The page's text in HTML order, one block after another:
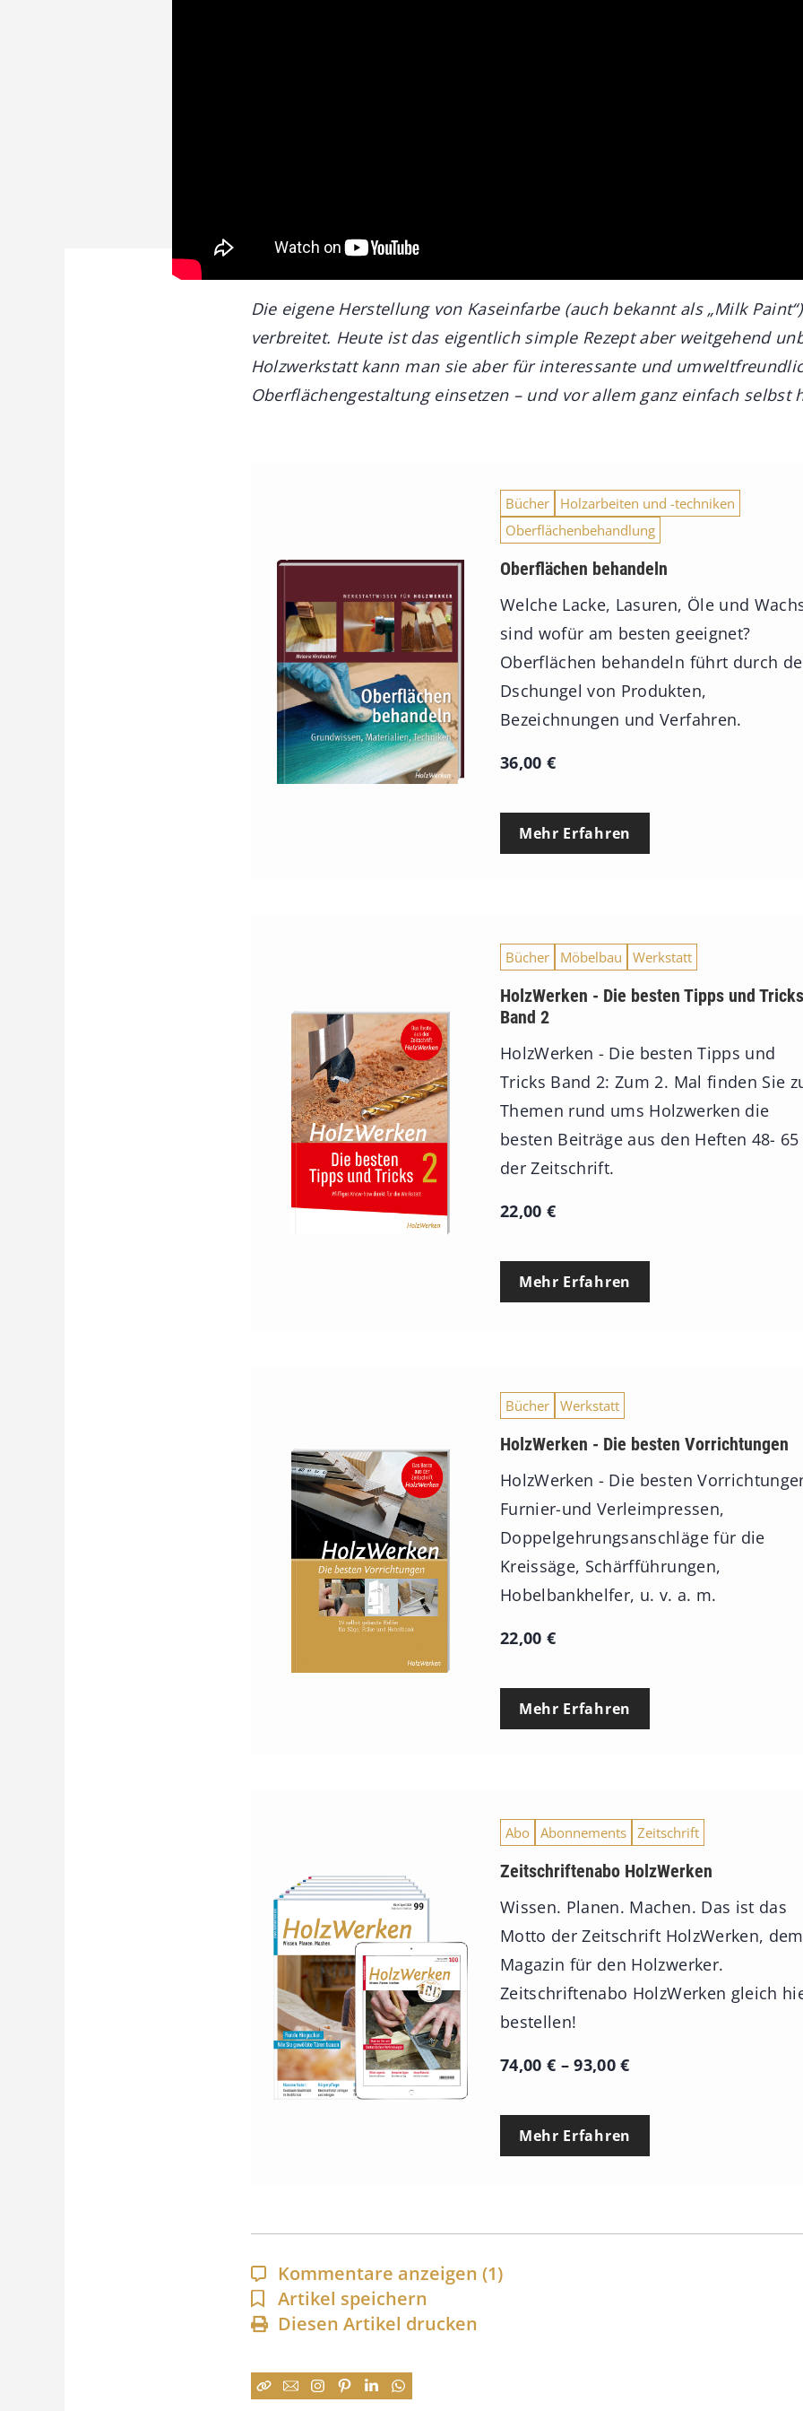
Die eigene Herstellung von Kaseinfarbe (auch bekannt als „Milk
verbreitet. Heute ist das eigentlich simple Rezept aber weitgehend
Holzwerkstatt kann man sie aber für interessante und
Oberflächengestaltung einsetzen – und vor allem ganz einfach selbst
Bücher
Holzarbeiten und -techniken
Oberflächenbehandlung
Oberflächen behandeln
Welche Lacke, Lasuren, Öle und
sind wofür am besten geeignet?
Oberflächen behandeln führt durch
Dschungel von Produkten,
Bezeichnungen und Verfahren.
36,00 €
Mehr Erfahren
Bücher Möbelbau Werkstatt
HolzWerken - Die besten Tipps und Tricks
Band 2
HolzWerken - Die besten Tipps und
Tricks Band 2: Zum 2. Mal finden Sie
Themen rund ums Holzwerken die
besten Beiträge aus den Heften 48- 65
der Zeitschrift.
22,00 €
Mehr Erfahren
Bücher Werkstatt
HolzWerken - Die besten Vorrichtungen
HolzWerken - Die besten
Furnier-und Verleimpressen,
Doppelgehrungsanschläge für die
Kreissäge, Schärfführungen,
Hobelbankhelfer, u. v. a. m.
22,00 €
Mehr Erfahren
Abo Abonnements Zeitschrift
Zeitschriftenabo HolzWerken
Wissen. Planen. Machen. Das ist das
Motto der Zeitschrift HolzWerken, dem
Magazin für den Holzwerker.
Zeitschriftenabo HolzWerken gleich
bestellen!
74,00 € –93,00€P
e
p
Mehr Erfahren
Kommentare anzeigen (1)
Artikel speichern
Diesen Artikel drucken